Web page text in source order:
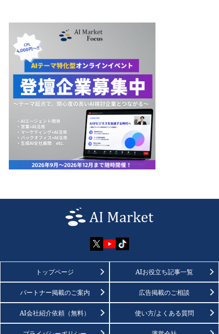
トップページ AIお役立ち記事一覧
パートナー掲載のご案内 広告掲載のご相談
AI会社紹介依頼（無料） 使い方/よくある質問